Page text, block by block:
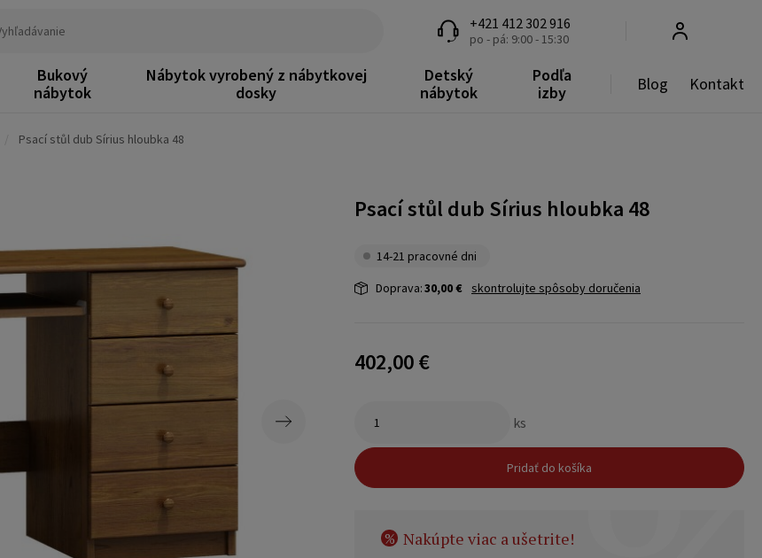
+421 412 302 916
po - pá: 9:00 - 15:30
Bukový
nábytok
Nábytok vyrobený z nábytkovej
dosky
Detský
nábytok
Podľa
izby
Blog Kontakt
Psací stůl dub Sírius hloubka 48
Psací stůl dub Sírius hloubka 48
14-21 pracovné dni
Doprava:30,00 € skontrolujte spôsoby doručenia
402,00 €
ks
Pridať do košíka
% Nakúpte viac a ušetrite!